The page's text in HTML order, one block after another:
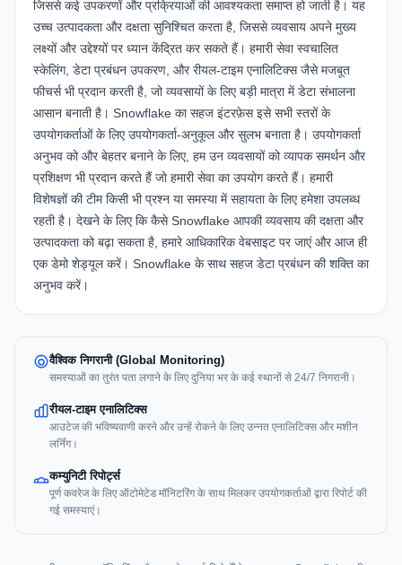
जिससे कई उपकरणों और प्रक्रियाओं की आवश्यकता समाप्त हो जाती है। यह
उच्च उत्पादकता और दक्षता सुनिश्चित करता है, जिससे व्यवसाय अपने मुख्य
लक्ष्यों और उद्देश्यों पर ध्यान केंद्रित कर सकते हैं। हमारी सेवा स्वचालित
स्केलिंग, डेटा प्रबंधन उपकरण, और रीयल-टाइम एनालिटिक्स जैसे मजबूत
फीचर्स भी प्रदान करती है, जो व्यवसायों के लिए बड़ी मात्रा में डेटा संभालना
आसान बनाती है। Snowflake का सहज इंटरफ़ेस इसे सभी स्तरों के
उपयोगकर्ताओं के लिए उपयोगकर्ता-अनुकूल और सुलभ बनाता है। उपयोगकर्ता
अनुभव को और बेहतर बनाने के लिए, हम उन व्यवसायों को व्यापक समर्थन और
प्रशिक्षण भी प्रदान करते हैं जो हमारी सेवा का उपयोग करते हैं। हमारी
विशेषज्ञों की टीम किसी भी प्रश्न या समस्या में सहायता के लिए हमेशा उपलब्ध
रहती है। देखने के लिए कि कैसे Snowflake आपकी व्यवसाय की दक्षता और
उत्पादकता को बढ़ा सकता है, हमारे आधिकारिकवेबसाइट पर जाएं और आज ही
एक डेमो शेड्यूल करें। Snowflake के साथ सहज डेटा प्रबंधन की शक्ति का
अनुभव करें।
वैश्विक निगरानी (Global Monitoring)
समस्याओं का तुरंत पता लगाने के लिए दुनिया भर के कई स्थानों से 24/7 निगरानी।
रीयल-टाइम एनालिटिक्स
आउटेज की भविष्यवाणी करने और उन्हें रोकने के लिए उन्नत एनालिटिक्स और मशीन
लर्निंग।
कम्युनिटी रिपोर्ट्स
पूर्ण कवरेज के लिए ऑटोमेटेड मॉनिटरिंग के साथ मिलकर उपयोगकर्ताओं द्वारा रिपोर्ट की
गई समस्याएं।